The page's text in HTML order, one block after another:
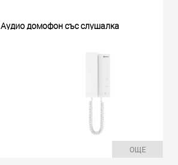
T-ART LITE/G2+ Аудио домофон със слушалка
ОЩЕ